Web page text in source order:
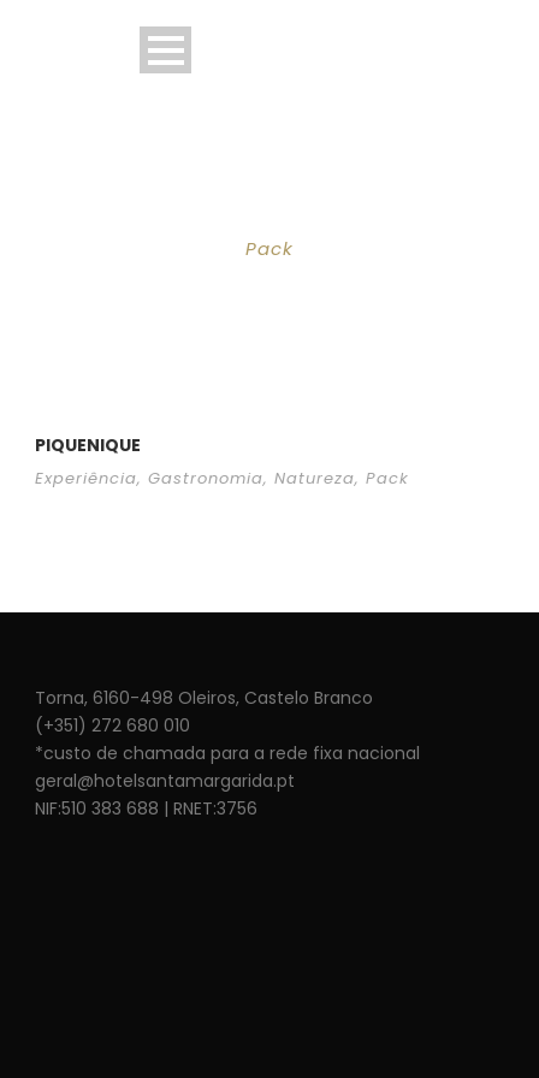
Pack
PIQUENIQUE
Experiência, Gastronomia, Natureza, Pack
Torna, 6160-498 Oleiros, Castelo Branco
(+351) 272 680 010
*custo de chamada para a rede fixa nacional
geral@hotelsantamargarida.pt
NIF:510 383 688 | RNET:3756